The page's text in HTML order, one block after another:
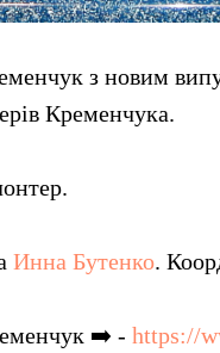
з новим
Кременчука.
Инна Бутенко.
➡️ - https://